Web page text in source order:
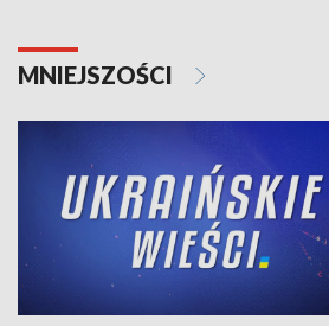
MNIEJSZOŚCI